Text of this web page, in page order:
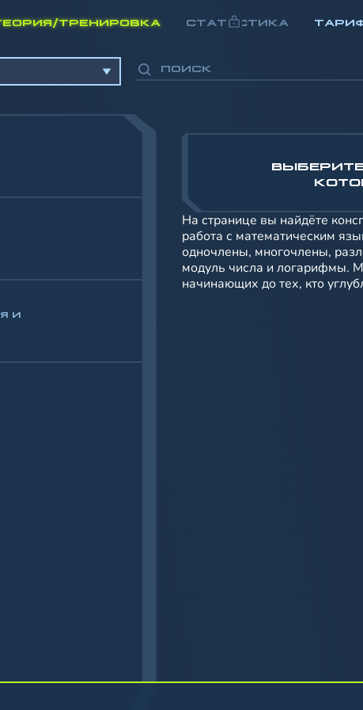
ТРЕНИРОВКА СТАТИСТИКА
И
На странице вы найдёте
работа с математическим
одночлены, многочлены,
модуль числа и логарифмы.
начинающих до тех, кто